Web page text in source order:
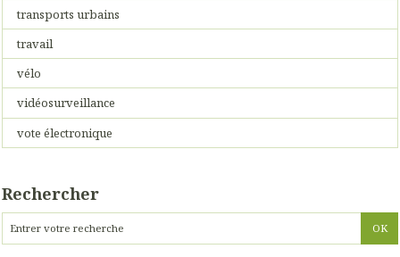
transports urbains
travail
vélo
vidéosurveillance
vote électronique
Rechercher